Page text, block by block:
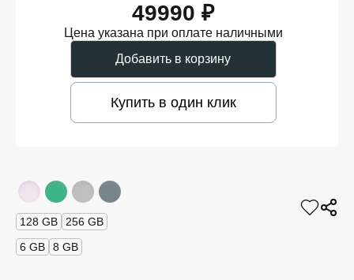
49990 ₽
Цена указана при оплате наличными
Добавить в корзину
Купить в один клик
128 GB
256 GB
6 GB
8 GB